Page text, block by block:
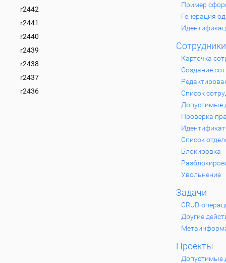
r2442
r2441
r2440
r2439
r2438
r2437
r2436
Пример
Генерация
Сотрудники
Карточка
Создание
Список
Допустимые
Проверка
Список
Блокировка
Увольнение
Задачи
CRUD-
Другие
Проекты
Допустимые